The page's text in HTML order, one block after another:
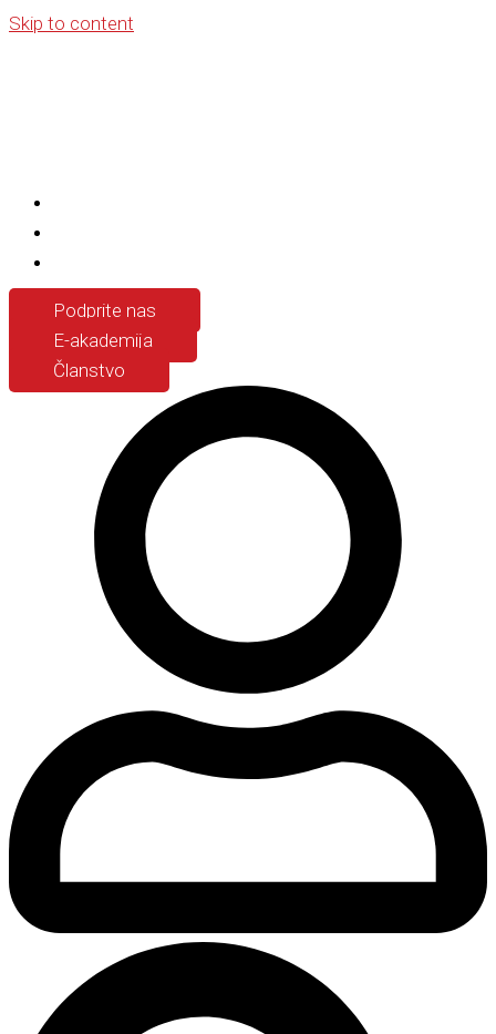
Skip to content
Podprite nas
E-akademija
Članstvo